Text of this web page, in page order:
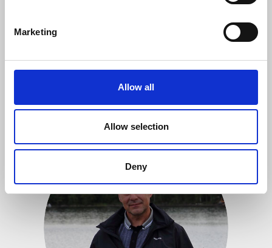
Marketing
Allow all
Allow selection
Deny
040 191 7542